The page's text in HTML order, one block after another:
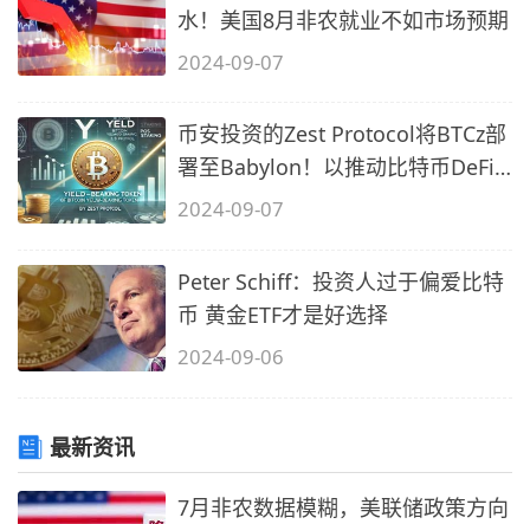
水！美国8月非农就业不如市场预期
2024-09-07
币安投资的Zest Protocol将BTCz部
署至Babylon！以推动比特币DeFi
发展
2024-09-07
Peter Schiff：投资人过于偏爱比特
币 黄金ETF才是好选择
2024-09-06
最新资讯
7月非农数据模糊，美联储政策方向